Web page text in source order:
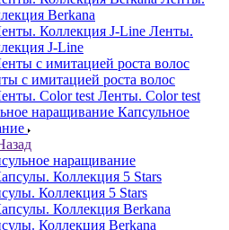
Berkana
Ленты.
J-Line
с имитацией роста волос
Ленты. Color test
Капсульное
наращивание
Коллекция 5 Stars
Коллекция Berkana